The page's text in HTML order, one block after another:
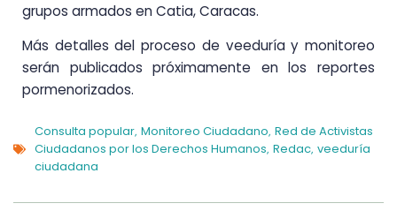
grupos armados en Catia, Caracas.
Más detalles del proceso de veeduría y monitoreo
serán publicados próximamente en los reportes
pormenorizados.
Consulta popular, Monitoreo Ciudadano, Red de Activistas
Ciudadanos por los Derechos Humanos, Redac, veeduría
ciudadana